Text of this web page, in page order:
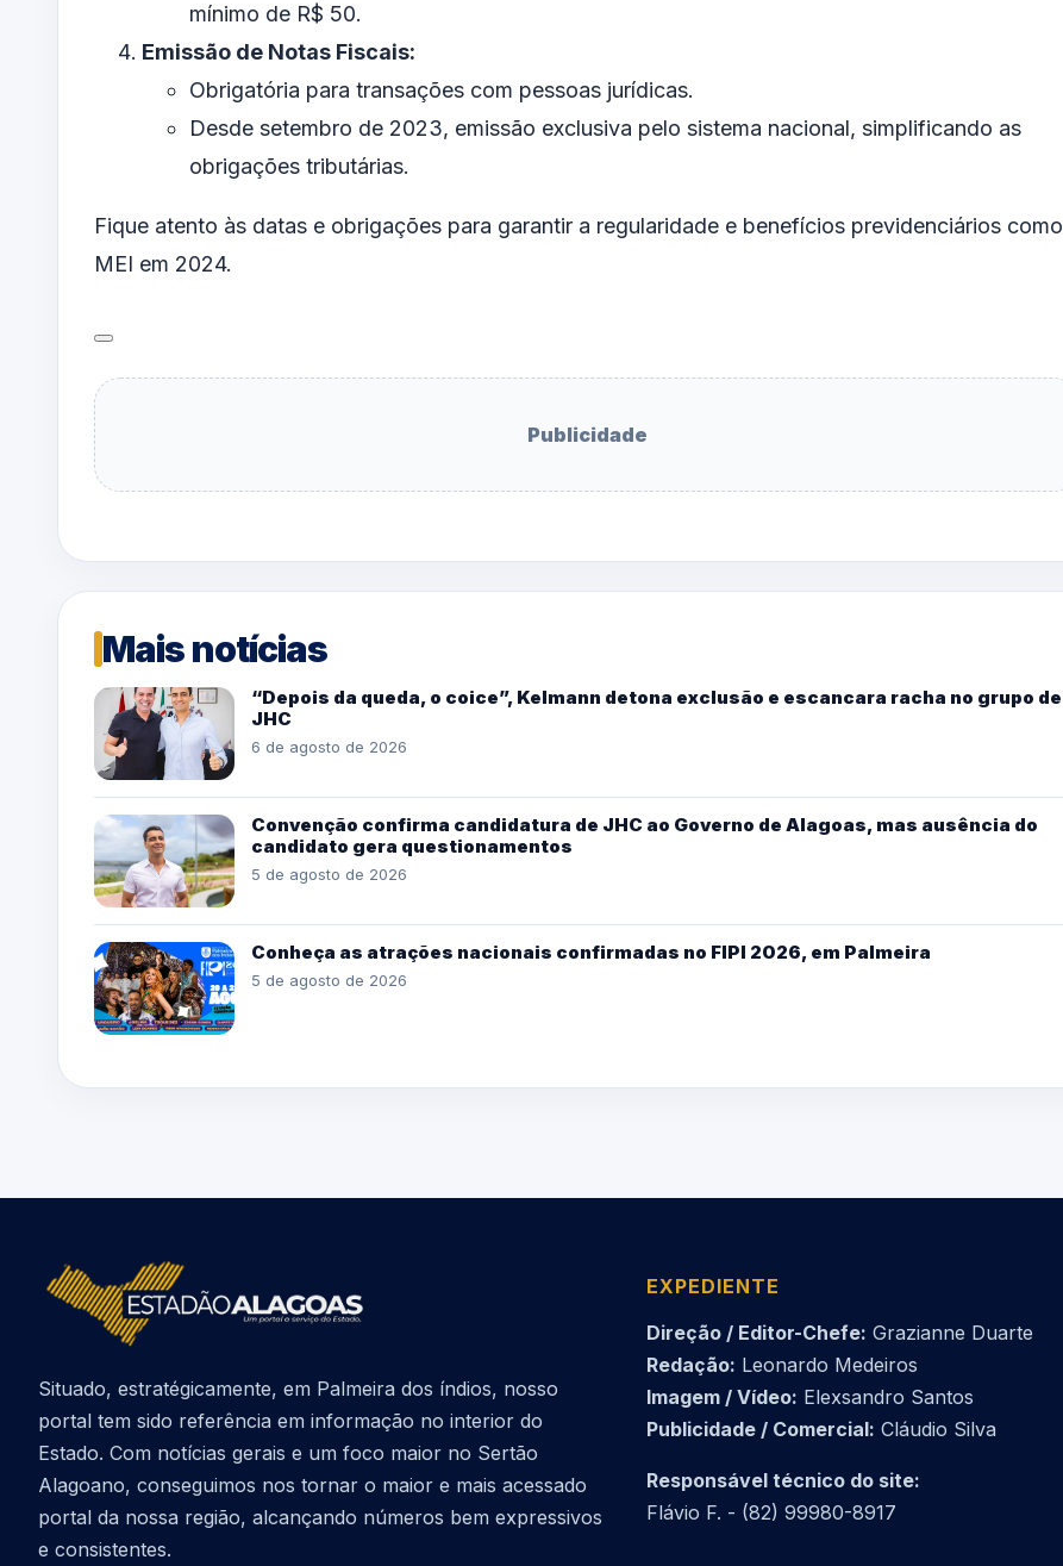
mínimo de R$ 50.
Emissão de Notas Fiscais:
Obrigatória para transações com pessoas jurídicas.
Desde setembro de 2023, emissão exclusiva pelo sistema nacional, simplificando as
obrigações tributárias.
Fique atento às datas e obrigações para garantir a regularidade e benefícios previdenciários como
MEI em 2024.
Publicidade
Mais notícias
“Depois da queda, o coice”, Kelmann detona exclusão e escancara racha no grupo de
JHC
6 de agosto de 2026
Convenção confirma candidatura de JHC ao Governo de Alagoas, mas ausência do
candidato gera questionamentos
5 de agosto de 2026
Conheça as atrações nacionais confirmadas no FIPI 2026, em Palmeira
5 de agosto de 2026
Situado, estratégicamente, em Palmeira dos índios, nosso
portal tem sido referência em informação no interior do
Estado. Com notícias gerais e um foco maior no Sertão
Alagoano, conseguimos nos tornar o maior e mais acessado
portal da nossa região, alcançando números bem expressivos
e consistentes.
EXPEDIENTE
Direção / Editor-Chefe: Grazianne Duarte
Redação: Leonardo Medeiros
Imagem / Vídeo: Elexsandro Santos
Publicidade / Comercial: Cláudio Silva
Responsável técnico do site:
Flávio F. - (82) 99980-8917